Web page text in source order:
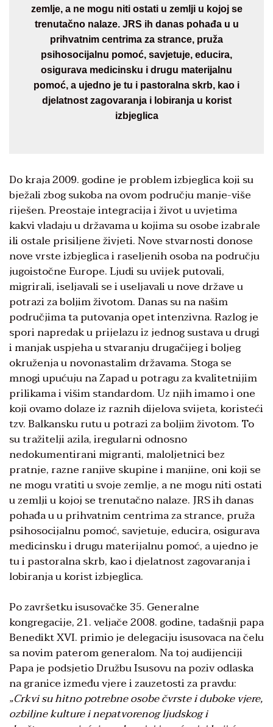
zemlje, a ne mogu niti ostati u zemlji u kojoj se
trenutačno nalaze. JRS ih danas pohađa u u
prihvatnim centrima za strance, pruža
psihosocijalnu pomoć, savjetuje, educira,
osigurava medicinsku i drugu materijalnu
pomoć, a ujedno je tu i pastoralna skrb, kao i
djelatnost zagovaranja i lobiranja u korist
izbjeglica
Do kraja 2009. godine je problem izbjeglica koji su
bježali zbog sukoba na ovom području manje-više
riješen. Preostaje integracija i život u uvjetima
kakvi vladaju u državama u kojima su osobe izabrale
ili ostale prisiljene živjeti. Nove stvarnosti donose
nove vrste izbjeglica i raseljenih osoba na području
jugoistočne Europe. Ljudi su uvijek putovali,
migrirali, iseljavali se i useljavali u nove države u
potrazi za boljim životom. Danas su na našim
područjima ta putovanja opet intenzivna. Razlog je
spori napredak u prijelazu iz jednog sustava u drugi
i manjak uspjeha u stvaranju drugačijeg i boljeg
okruženja u novonastalim državama. Stoga se
mnogi upućuju na Zapad u potragu za kvalitetnijim
prilikama i višim standardom. Uz njih imamo i one
koji ovamo dolaze iz raznih dijelova svijeta, koristeći
tzv. Balkansku rutu u potrazi za boljim životom. To
su tražitelji azila, iregularni odnosno
nedokumentirani migranti, maloljetnici bez
pratnje, razne ranjive skupine i manjine, oni koji se
ne mogu vratiti u svoje zemlje, a ne mogu niti ostati
u zemlji u kojoj se trenutačno nalaze. JRS ih danas
pohađa u u prihvatnim centrima za strance, pruža
psihosocijalnu pomoć, savjetuje, educira, osigurava
medicinsku i drugu materijalnu pomoć, a ujedno je
tu i pastoralna skrb, kao i djelatnost zagovaranja i
lobiranja u korist izbjeglica.
Po završetku isusovačke 35. Generalne
kongregacije, 21. veljače 2008. godine, tadašnji papa
Benedikt XVI. primio je delegaciju isusovaca na čelu
sa novim paterom generalom. Na toj audijenciji
Papa je podsjetio Družbu Isusovu na poziv odlaska
na granice između vjere i zauzetosti za pravdu:
„Crkvi su hitno potrebne osobe čvrste i duboke vjere,
ozbiljne kulture i nepatvorenog ljudskog i